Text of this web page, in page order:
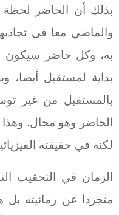
بذلك أن الحاضر
والماضي معا في
به، وكل حاضر سيكون
بداية لمستقبل أيضا،
بالمستقبل من غير
الحاضر وهو محال. وهذا
لكنه في حقيقته
الزمان في التحقيب
متجردا عن زمانيته بل